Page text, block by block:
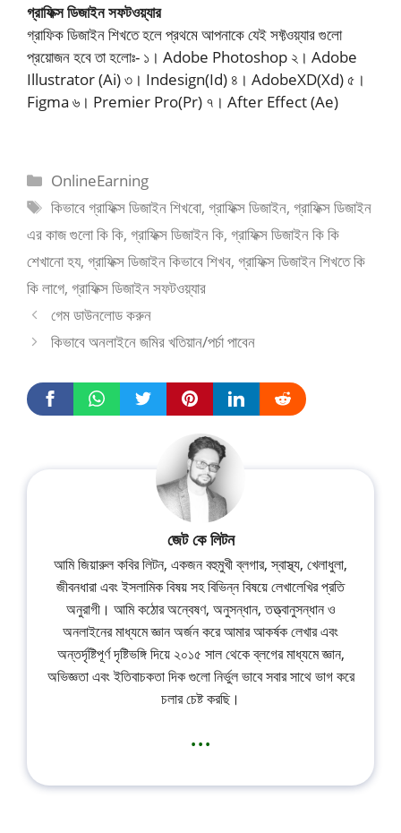
গ্রাফিক্স ডিজাইন সফটওয়্যার
গ্রাফিক ডিজাইন শিখতে হলে প্রথমে আপনাকে যেই সফ্টওয়্যার গুলো
প্রয়োজন হবে তা হলোঃ- ১। Adobe Photoshop ২। Adobe
Illustrator (Ai) ৩। Indesign(Id) ৪। AdobeXD(Xd) ৫।
Figma ৬। Premier Pro(Pr) ৭। After Effect (Ae)
OnlineEarning
কিভাবে গ্রাফিক্স ডিজাইন শিখবো,গ্রাফিক্স ডিজাইন,গ্রাফিক্স ডিজাইন
এর কাজ গুলো কি কি, গ্রাফিক্স ডিজাইন কি, গ্রাফিক্স ডিজাইন কি কি
শেখানো হয, গ্রাফিক্স ডিজাইন কিভাবে শিখব, গ্রাফিক্স ডিজাইন শিখতে কি
কি লাগে, গ্রাফিক্স ডিজাইন সফটওয়্যার
গেম ডাউনলোড করুন
কিভাবে অনলাইনে জমির খতিয়ান/পর্চা পাবেন
জেট কে লিটন
আমি জিয়ারুল কবির লিটন, একজন বহুমুখী ব্লগার, স্বাস্থ্য, খেলাধুলা,
জীবনধারা এবং ইসলামিক বিষয় সহ বিভিন্ন বিষয়ে লেখালেখির প্রতি
অনুরাগী। আমি কঠোর অন্বেষণ, অনুসন্ধান, তত্ত্বানুসন্ধান ও
অনলাইনের মাধ্যমে জ্ঞান অর্জন করে আমার আকর্ষক লেখার এবং
অন্তর্দৃষ্টিপূর্ণ দৃষ্টিভঙ্গি দিয়ে ২০১৫ সাল থেকে ব্লগের মাধ্যমে জ্ঞান,
অভিজ্ঞতা এবং ইতিবাচকতা দিক গুলো নির্ভুল ভাবে সবার সাথে ভাগ করে
চলার চেষ্ট করছি।
...